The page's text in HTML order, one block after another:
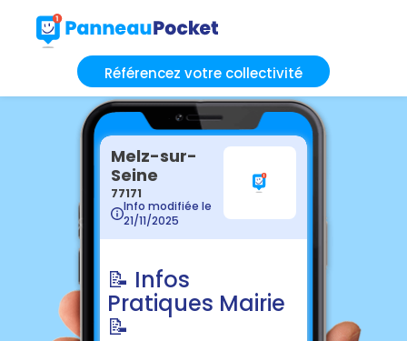
Référencez votre collectivité
Melz-sur-
Seine
77171
Info modifiée le
21/11/2025
📝 Infos
Pratiques Mairie
📝